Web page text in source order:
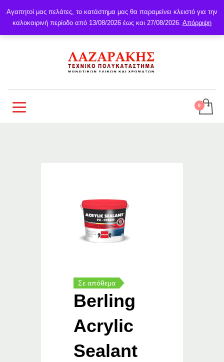
Σε απόθεμα
Berling
Acrylic
Sealant
Αγαπητοί μας πελάτες, το κατάστημα μας θα παραμείνει κλειστό για την
καλοκαιρινή περίοδο από 13/08/2026 έως και 27/08/2026. Απόρριψη